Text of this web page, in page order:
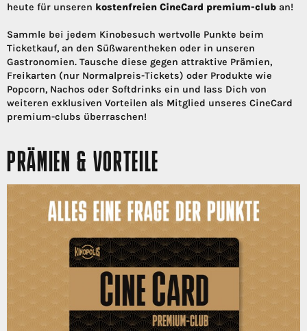
heute für unseren kostenfreien CineCard premium-club an!
Sammle bei jedem Kinobesuch wertvolle Punkte beim
Ticketkauf, an den Süßwarentheken oder in unseren
Gastronomien. Tausche diese gegen attraktive Prämien,
Freikarten (nur Normalpreis-Tickets) oder Produkte wie
Popcorn, Nachos oder Softdrinks ein und lass Dich von
weiteren exklusiven Vorteilen als Mitglied unseres CineCard
premium-clubs überraschen!
PRÄMIEN & VORTEILE